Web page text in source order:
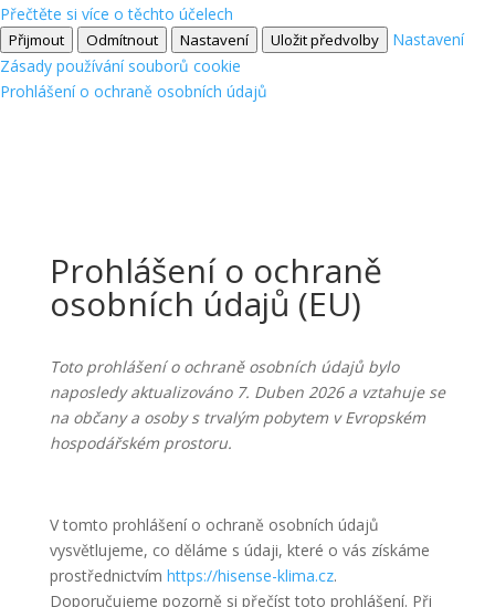
Přečtěte si více o těchto účelech
Přijmout Odmítnout Nastavení Uložit předvolby
Nastavení
Zásady používání souborů cookie
Prohlášení o ochraně osobních údajů
Prohlášení o ochraně
osobních údajů (EU)
Toto prohlášení o ochraně osobních údajů bylo
naposledy aktualizováno 7. Duben 2026 a vztahuje se
na občany a osoby s trvalým pobytem v Evropském
hospodářském prostoru.
V tomto prohlášení o ochraně osobních údajů
vysvětlujeme, co děláme s údaji, které o vás získáme
prostřednictvím https://hisense-klima.cz.
Doporučujeme pozorně si přečíst toto prohlášení. Při